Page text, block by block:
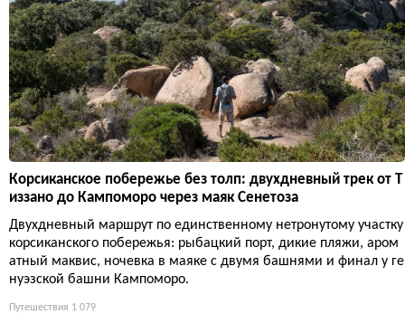
Корсиканское побережье без толп: двухдневный трек от Т
иззано до Кампоморо через маяк Сенетоза
Двухдневный маршрут по единственному нетронутому участку
корсиканского побережья: рыбацкий порт, дикие пляжи, аром
атный маквис, ночевка в маяке с двумя башнями и финал у ге
нуэзской башни Кампоморо.
Путешествия 1 079